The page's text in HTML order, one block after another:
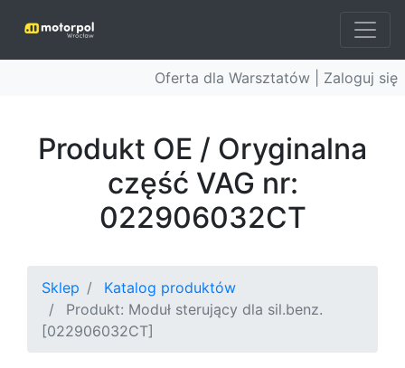
Oferta dla Warsztatów | Zaloguj się
Produkt OE / Oryginalna
część VAG nr:
022906032CT
Sklep
Katalog produktów
Produkt: Moduł sterujący dla sil.benz.
[022906032CT]